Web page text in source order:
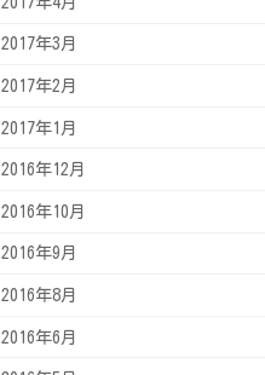
2017年3月
2017年2月
2017年1月
2016年12月
2016年10月
2016年9月
2016年8月
2016年6月